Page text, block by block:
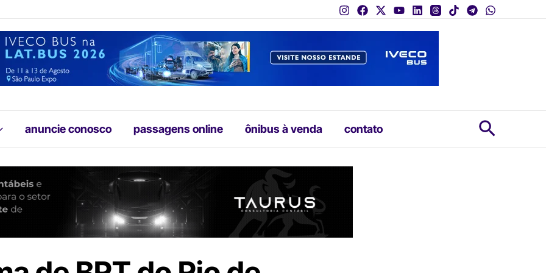
anuncie conosco passagens online ônibus à venda contato